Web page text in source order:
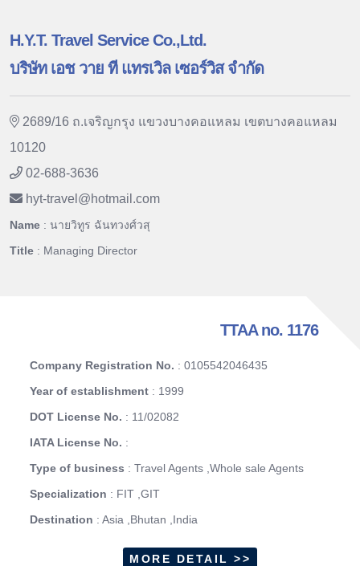
H.Y.T. Travel Service Co.,Ltd.
บริษัท เอช วาย ที แทรเวิล เซอร์วิส จำกัด
2689/16 ถ.เจริญกรุง แขวงบางคอแหลม เขตบางคอแหลม
10120
02-688-3636
hyt-travel @hotmail.com
Name : นายวิทูร ฉันทวงศ์วสุ
Title : Managing Director
TTAA no. 1176
Company Registration No. : 0105542046435
Year of establishment : 1999
DOT License No. : 11/02082
IATA License No. :
Type of business : Travel Agents ,Whole sale Agents
Specialization : FIT ,GIT
Destination : Asia ,Bhutan ,India
MORE DETAIL >>